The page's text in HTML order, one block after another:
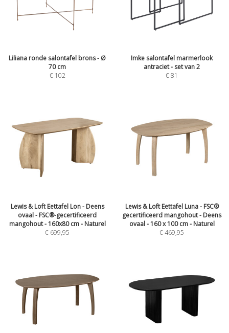
Liliana ronde salontafel brons - Ø
70 cm
€ 102
Imke salontafel marmerlook
antraciet - set van 2
€81
Lewis & Loft Eettafel Lon - Deens
ovaal - FSC®-gecertificeerd
mangohout - 160x80 cm - Naturel
€ 699,95
Lewis & Loft Eettafel Luna - FSC®
gecertificeerd mangohout - Deens
ovaal - 160 x 100 cm - Naturel
€469,95